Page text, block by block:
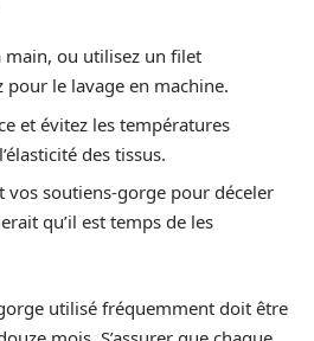
main, ou utilisez un filet
le lavage en machine.
et évitez les températures
des tissus.
vos soutiens-gorge pour déceler
qu’il est temps de les
utilisé fréquemment doit être